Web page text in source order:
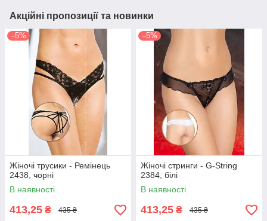
Акційні пропозиції та новинки
–5%
Жіночі трусики - Ремінець
2438, чорні
В наявності
413,25 ₴ 435 ₴
–5%
Жіночі стринги - G-String
2384, білі
В наявності
413,25 ₴ 435 ₴